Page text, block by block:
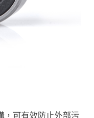
，可有效防止外部污